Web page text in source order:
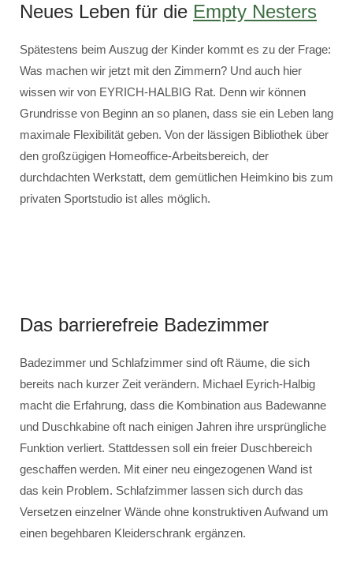
Neues Leben für die Empty Nesters
Spätestens beim Auszug der Kinder kommt es zu der Frage:
Was machen wir jetzt mit den Zimmern? Und auch hier
wissen wir von EYRICH-HALBIG Rat. Denn wir können
Grundrisse von Beginn an so planen, dass sie ein Leben lang
maximale Flexibilität geben. Von der lässigen Bibliothek über
den großzügigen Homeoffice-Arbeitsbereich, der
durchdachten Werkstatt, dem gemütlichen Heimkino bis zum
privaten Sportstudio ist alles möglich.
Das barrierefreie Badezimmer
Badezimmer und Schlafzimmer sind oft Räume, die sich
bereits nach kurzer Zeit verändern. Michael Eyrich-Halbig
macht die Erfahrung, dass die Kombination aus Badewanne
und Duschkabine oft nach einigen Jahren ihre ursprüngliche
Funktion verliert. Stattdessen soll ein freier Duschbereich
geschaffen werden. Mit einer neu eingezogenen Wand ist
das kein Problem. Schlafzimmer lassen sich durch das
Versetzen einzelner Wände ohne konstruktiven Aufwand um
einen begehbaren Kleiderschrank ergänzen.